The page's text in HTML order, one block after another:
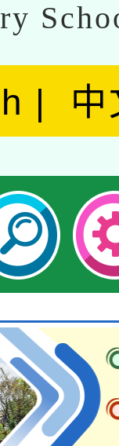
中
第2次
(無人
動站研